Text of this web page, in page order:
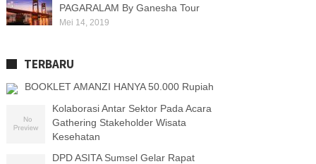
PAGARALAM By Ganesha Tour
Mei 14, 2019
TERBARU
BOOKLET AMANZI HANYA 50.000 Rupiah
Kolaborasi Antar Sektor Pada Acara
Gathering Stakeholder Wisata
Kesehatan
DPD ASITA Sumsel Gelar Rapat